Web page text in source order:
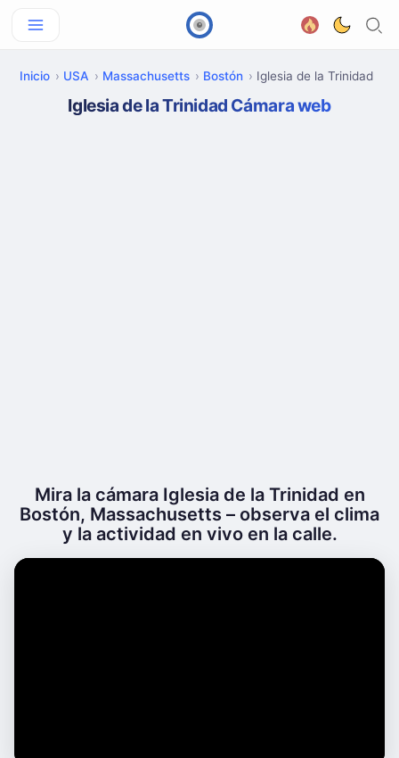
Inicio USA Massachusetts Bostón Iglesia de la Trinidad
Iglesia de la Trinidad Cámara web
Mira la cámara Iglesia de la Trinidad en
Bostón, Massachusetts – observa el clima
y la actividad en vivo en la calle.